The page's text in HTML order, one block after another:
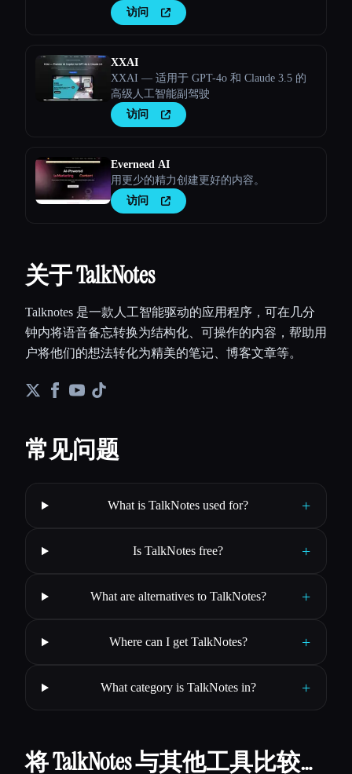
访问
XXAI
XXAI — 适用于 GPT-4o 和 Claude 3.5 的
高级人工智能副驾驶
访问
Everneed AI
用更少的精力创建更好的内容。
访问
关于 TalkNotes
Talknotes 是一款人工智能驱动的应用程序，可在几分
钟内将语音备忘转换为结构化、可操作的内容，帮助用
户将他们的想法转化为精美的笔记、博客文章等。
常见问题
What is TalkNotes used for? +
Is TalkNotes free? +
What are alternatives to TalkNotes? +
Where can I get TalkNotes? +
What category is TalkNotes in? +
将 TalkNotes 与其他工具比较…